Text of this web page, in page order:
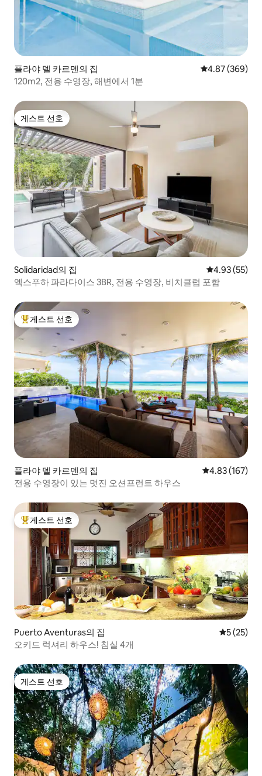
플라야 델 카르멘의 집 평점 4.87점(5
4.87 (369)
120m2, 전용 수영장, 해변에서 1분
게스트 선호
게스트 선호
Solidaridad의 집 평점 4.93점(5
4.93 (55)
엑스푸하 파라다이스 3BR, 전용 수영장, 비치클럽 포함
상위 게스트 선호
게스트 선호
플라야 델 카르멘의 집 평점 4.83점(5
4.83 (167)
전용 수영장이 있는 멋진 오션프런트 하우스
상위 게스트 선호
게스트 선호
Puerto Aventuras의 집 평점 5점
5 (25)
오키드 럭셔리 하우스! 침실 4개
게스트 선호
게스트 선호